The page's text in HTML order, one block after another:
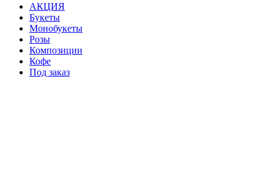
АКЦИЯ
Букеты
Монобукеты
Розы
Композиции
Кофе
Под заказ